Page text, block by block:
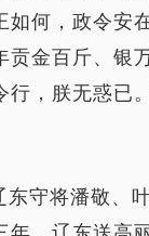
何，政令安
金百斤、银
，朕无惑已
守将潘敬、